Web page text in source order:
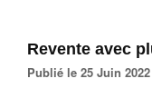
Revente avec
Publié le 25 Juin 2022